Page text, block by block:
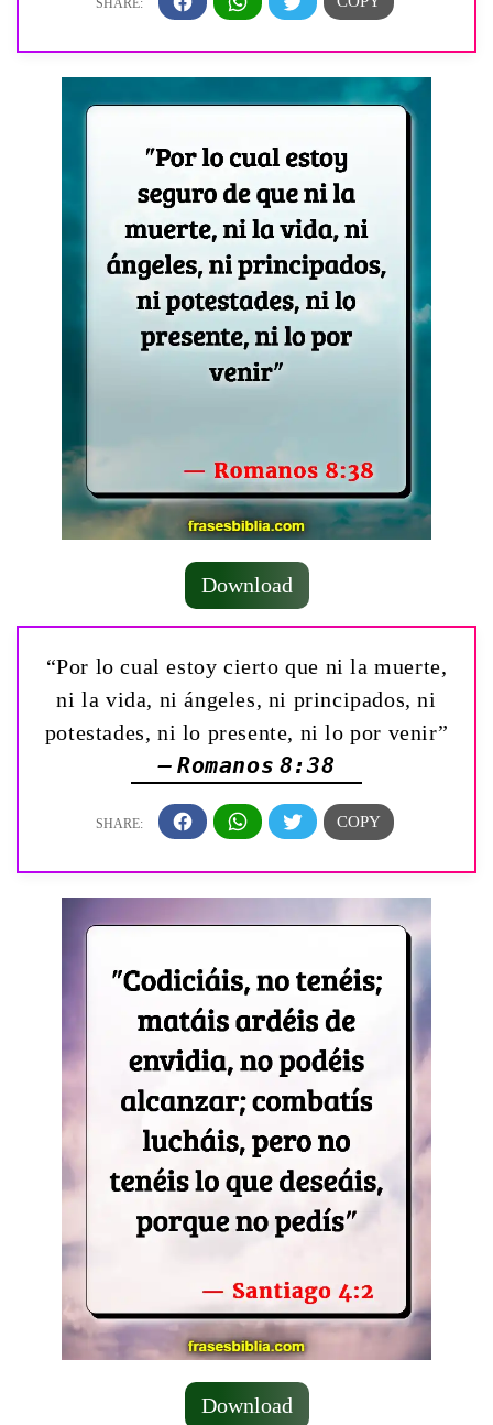
Download
“Por lo cual estoy cierto que ni la muerte,
ni la vida, ni ángeles, ni principados, ni
potestades, ni lo presente, ni lo por venir”
— Romanos 8:38
Download